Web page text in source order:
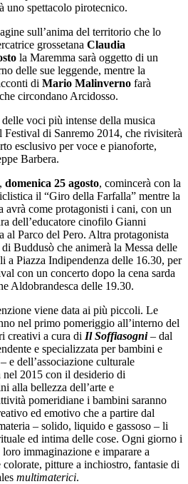
uno spettacolo pirotecnico.
sull’anima del territorio che lo
grossetana Claudia
la Maremma sarà oggetto di un
delle sue leggende, mentre la
di Mario Malinverno farà
circondano Arcidosso.
voci più intense della musica
Festival di Sanremo 2014, che rivisiterà
esclusivo per voce e pianoforte,
Barbera.
domenica 25 agosto, comincerà con la
il “Giro della Farfalla” mentre la
avrà come protagonisti i cani, con un
dell’educatore cinofilo Gianni
al Parco del Pero. Altra protagonista
Buddusò che animerà la Messa delle
a Piazza Indipendenza delle 16.30, per
con un concerto dopo la cena sarda
Aldobrandesca delle 19.30.
viene data ai più piccoli. Le
nel primo pomeriggio all’interno del
creativi a cura di Il Soffiasogni– dal
e specializzata per bambini e
e dell’associazione culturale
nel 2015 con il desiderio di
alla bellezza dell’arte e
pomeridiane i bambini saranno
ed emotivo che a partire dal
– solido, liquido e gassoso – li
ed intima delle cose. Ogni giorno i
immaginazione e imparare a
pitture a inchiostro, fantasie di
multimaterici.